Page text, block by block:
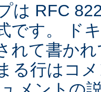
は RFC
です。 ド
れて書か
る行はコ